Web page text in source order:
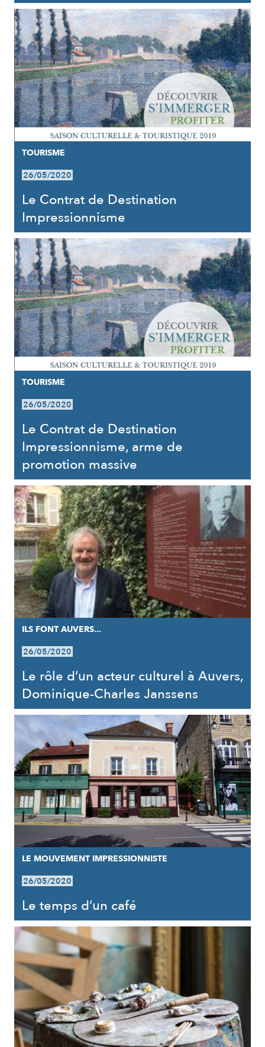
TOURISME
26/05/2020
Le Contrat de Destination
Impressionnisme
TOURISME
26/05/2020
Le Contrat de Destination
Impressionnisme, arme de
promotion massive
ILS FONT AUVERS...
26/05/2020
Le rôle d’un acteur culturel à Auvers,
Dominique-Charles Janssens
LE MOUVEMENT IMPRESSIONNISTE
26/05/2020
Le temps d’un café